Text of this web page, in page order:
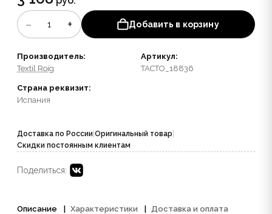
− 1 + Добавить в корзину
Производитель:
Textil Roig
Артикул:
TACTO_18836
Страна реквизит:
Испания
Доставка по России Оригинальный товар
Скидки постоянным клиентам
Поделиться:
Описание Характеристики Доставка и оплата